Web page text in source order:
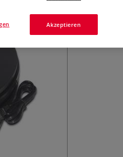
Akzeptieren